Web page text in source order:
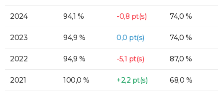
2024 94,1 % -0,8 pt(s) 74,0 %
2023 94,9 % 0,0 pt(s) 74,0 %
2022 94,9 % -5,1 pt(s) 87,0 %
2021 100,0 % +2,2 pt(s) 68,0 %